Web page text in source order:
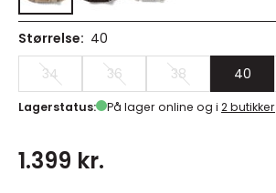
Størrelse: 40
34
36 38 40
Lagerstatus: På lager online og i 2 butikker
1.399 kr.